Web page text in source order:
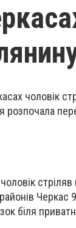
чоловік
розпочала
Черкас
біля